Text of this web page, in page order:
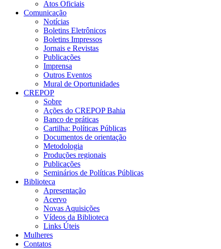
Atos Oficiais
Comunicação
Notícias
Boletins Eletrônicos
Boletins Impressos
Jornais e Revistas
Publicações
Imprensa
Outros Eventos
Mural de Oportunidades
CREPOP
Sobre
Ações do CREPOP Bahia
Banco de práticas
Cartilha: Políticas Públicas
Documentos de orientação
Metodologia
Produções regionais
Publicações
Seminários de Políticas Públicas
Biblioteca
Apresentação
Acervo
Novas Aquisições
Vídeos da Biblioteca
Links Úteis
Mulheres
Contatos